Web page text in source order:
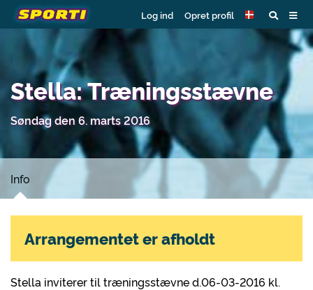
Log ind Opret profil
Stella: Træningsstævne
Søndag den 6. marts 2016
Info
Stella inviterer til træningsstævne d.06-03-2016 kl.
Arrangementet er afholdt